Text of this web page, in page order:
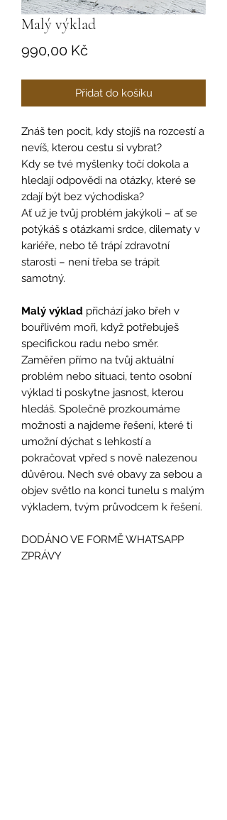
Malý výklad
990,00 KčCena
Přidat do košíku
Znáš ten pocit, kdy stojíš na rozcestí a
nevíš, kterou cestu si vybrat?
Kdy se tvé myšlenky točí dokola a
hledají odpovědi na otázky, které se
zdají být bez východiska?
Ať už je tvůj problém jakýkoli – ať se
potýkáš s otázkami srdce, dilematy v
kariéře, nebo tě trápí zdravotní
starosti – není třeba se trápit
samotný.
Malý výklad přichází jako břeh v
bouřlivém moři, když potřebuješ
specifickou radu nebo směr.
Zaměřen přímo na tvůj aktuální
problém nebo situaci, tento osobní
výklad ti poskytne jasnost, kterou
hledáš. Společně prozkoumáme
možnosti a najdeme řešení, které ti
umožní dýchat s lehkostí a
pokračovat vpřed s nově nalezenou
důvěrou. Nech své obavy za sebou a
objev světlo na konci tunelu s malým
výkladem, tvým průvodcem k řešení.
DODÁNO VE FORMĚ WHATSAPP
ZPRÁVY